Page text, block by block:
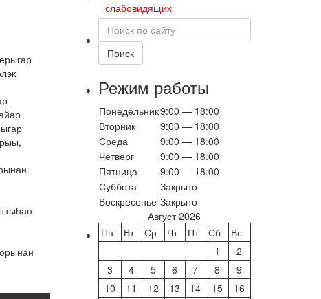
слабовидящих
Поиск
по
сайту
Поиск
Режим работы
Понедельник9:00 — 18:00
Вторник
9:00 — 18:00
Среда
9:00 — 18:00
Четверг
9:00 — 18:00
Пятница
9:00 — 18:00
Суббота
Закрыто
Воскресенье Закрыто
Август 2026
Пн
Вт Ср Чт Пт Сб
Вс
1
2
3
4 5 6 7 8
9
10
11 12 13 14 15
16